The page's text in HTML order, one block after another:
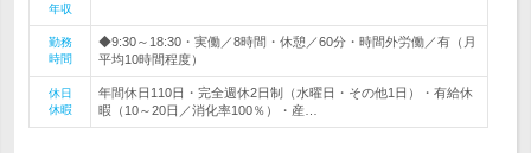
年収
勤務
時間
◆9:30～18:30・実働／8時間・休憩／60分・時間外労働／有（月
平均10時間程度）
休日
休暇
年間休日110日・完全週休2日制（水曜日・その他1日）・有給休
暇（10～20日／消化率100％）・産…